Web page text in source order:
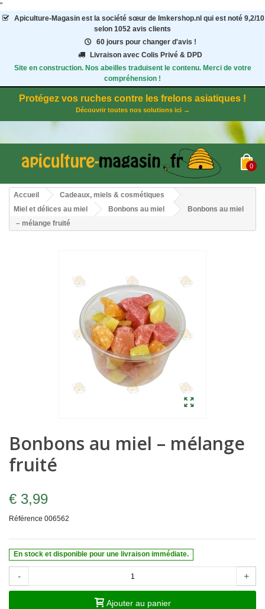
"
Apiculture-Magasinest la société sœur de Imkershop.nl qui est noté 9,2/10
selon 1052 avis clients
60 jours pour changer d'avis !
Livraison avec Colis Privé & DPD
Site en construction. Nos abeilles traduisent le contenu. Merci de votre
compréhension !
Protégez vos ruches contre les frelons asiatiques !
Découvrir toutes nos solutions ici →
0
Accueil
Cadeaux, miels & cosmétiques
Miel et délices au miel
Bonbons au miel
Bonbons au miel
– mélange fruité
Bonbons au miel – mélange
fruité
€ 3,99
Référence 006562
En stock et disponible pour une livraison immédiate.
- +
Ajouter au panier